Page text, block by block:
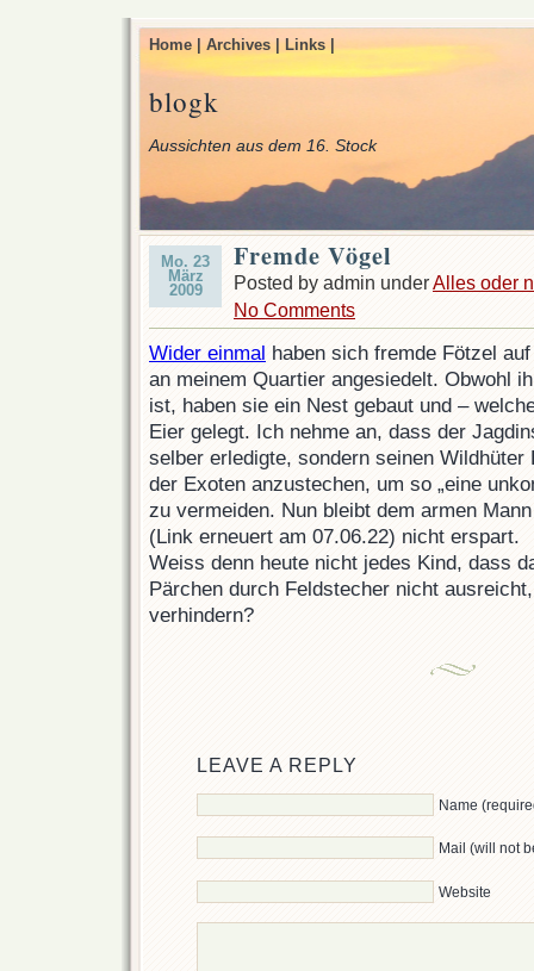
Home | Archives | Links |
blogk
Aussichten aus dem 16. Stock
Mo. 23
März
2009
Fremde Vögel
Posted by admin underAlles oder
No Comments
Wider einmal haben sich fremde Fötzel
an meinem Quartier angesiedelt. Obwohl
ist, haben sie ein Nest gebaut und –
Eier gelegt. Ich nehme an, dass der
selber erledigte, sondern seinen
der Exoten anzustechen, um so „eine
zu vermeiden. Nun bleibt dem armen
(Link erneuert am 07.06.22) nicht erspart.
Weiss denn heute nicht jedes Kind, dass
Pärchen durch Feldstecher nicht
verhindern?
LEAVE A REPLY
Name
Mail (will not
Website